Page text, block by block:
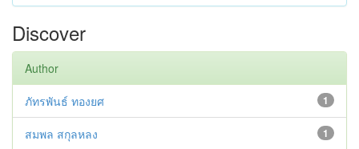
Discover
Author
1
ภัทรพันธ์ ทองยศ
1
สมพล สกุลหลง